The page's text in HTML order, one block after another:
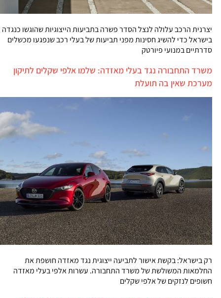
יצרנית הרכב עלולה לנצל הסדר פשרה בתביעות הייצוגיות שהוגשו כנגדה
בישראל כדי להשיג חסינות מפני תביעות של בעלי רכב שנפגעו מכשלים
סדרתיים במנועי פיורטק
משרד התחבורה נגד בעלי מאזדה: שלמו אלפי שקלים לתיקון
מערכת שאין בה תועלת
רק בישראל: בקשת אישור לתביעה ייצוגית נגד מאזדה חושפת את
החלמאות המשולשת של משרד התחבורה. עשרות אלפי בעלי מאזדה
חשופים לנזקים של אלפי שקלים